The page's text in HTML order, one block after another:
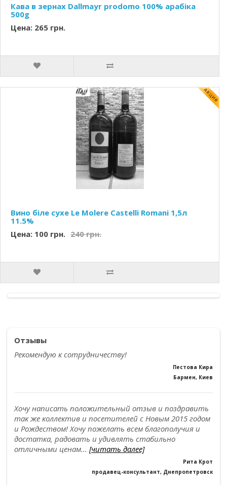
Кава в зернах Dallmayr prodomo 100% арабіка
500g
Цена: 265 грн.
Вино біле сухе Le Molere Castelli Romani 1,5л
11.5%
Цена: 100 грн. 240 грн.
Отзывы
Рекомендую к сотрудничеству!
Пестова Кира
Бармен, Киев
Хочу написать положительный отзыв и поздравить
так же коллектив и посетителей с Новым 2015 годом
и Рождеством! Хочу пожелать всем благополучия и
достатка, радовать и удивлять стабильно
отличными ценам... [читать далее]
Рита Крот
продавец-консультант, Днепропетровск